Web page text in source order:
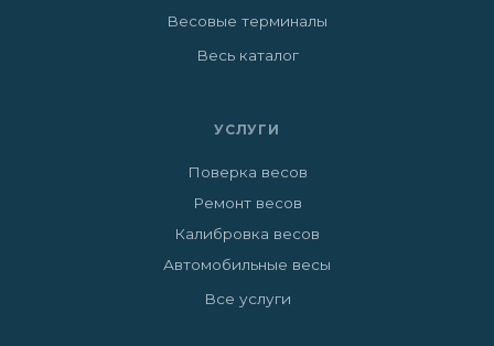
Весовые терминалы
Весь каталог
УСЛУГИ
Поверка весов
Ремонт весов
Калибровка весов
Автомобильные весы
Все услуги